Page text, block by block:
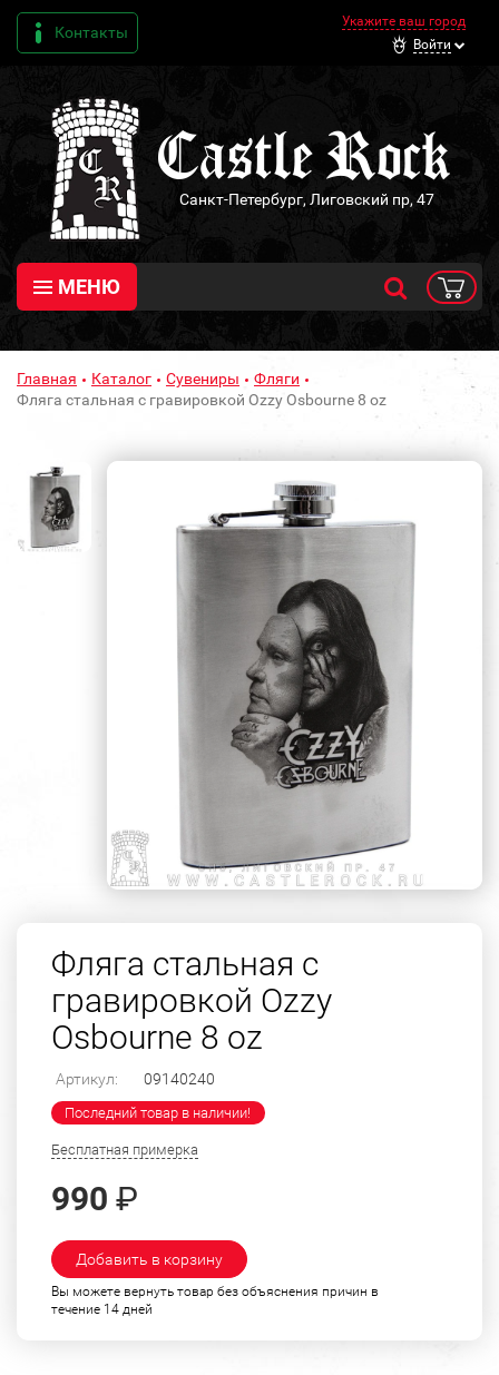
Контакты
Укажите ваш город
Войти
Санкт-Петербург, Лиговский пр, 47
МЕНЮ
Главная Каталог Сувениры
Фляги
Фляга стальная с гравировкой Ozzy Osbourne 8 oz
Фляга стальная с
гравировкой Ozzy
Osbourne 8 oz
Артикул: 09140240
Последний товар в наличии!
Бесплатная примерка
990 ₽
Добавить в корзину
Вы можете вернуть товар без объяснения причин в
течение 14 дней